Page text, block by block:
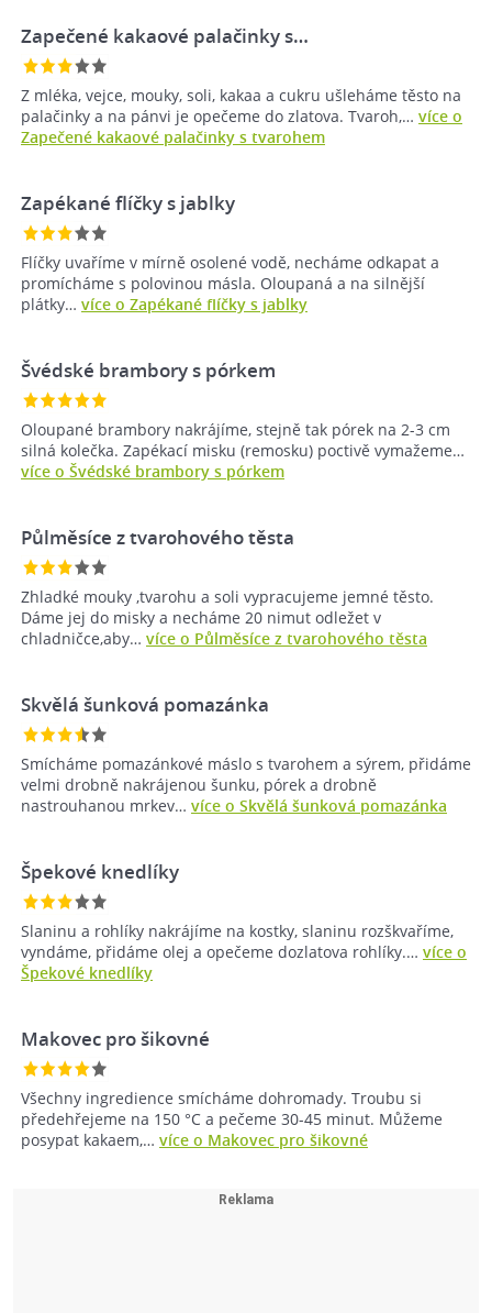
Zapečené kakaové palačinky s…
Z mléka, vejce, mouky, soli, kakaa a cukru ušleháme těsto na
palačinky a na pánvi je opečeme do zlatova. Tvaroh,… více o
Zapečené kakaové palačinky s tvarohem
Zapékané flíčky s jablky
Flíčky uvaříme v mírně osolené vodě, necháme odkapat a
promícháme s polovinou másla. Oloupaná a na silnější
plátky… více o Zapékané flíčky s jablky
Švédské brambory s pórkem
Oloupané brambory nakrájíme, stejně tak pórek na 2-3 cm
silná kolečka. Zapékací misku (remosku) poctivě vymažeme…
více o Švédské brambory s pórkem
Půlměsíce z tvarohového těsta
Zhladké mouky ,tvarohu a soli vypracujeme jemné těsto.
Dáme jej do misky a necháme 20 nimut odležet v
chladničce,aby… více o Půlměsíce z tvarohového těsta
Skvělá šunková pomazánka
Smícháme pomazánkové máslo s tvarohem a sýrem, přidáme
velmi drobně nakrájenou šunku, pórek a drobně
nastrouhanou mrkev… více o Skvělá šunková pomazánka
Špekové knedlíky
Slaninu a rohlíky nakrájíme na kostky, slaninu rozškvaříme,
vyndáme, přidáme olej a opečeme dozlatova rohlíky.… více o
Špekové knedlíky
Makovec pro šikovné
Všechny ingredience smícháme dohromady. Troubu si
předehřejeme na 150 °C a pečeme 30-45 minut. Můžeme
posypat kakaem,… více o Makovec pro šikovné